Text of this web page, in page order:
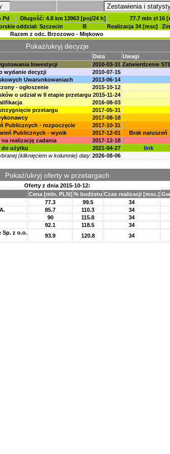
Zestawienia i
Pd Długość: 4.8 km 13963 [poj/24 h] 77.7 mln zł16
oddział: Szczecin B Realizacja 34 [msc]
Razem z odc. Brzozowo - Miękowo
Pokaż/ukryj decyzje
Data
Uwagi
Inwestycji 2010-03-31 Zatwierdzenie
wydanie decyzji
2010-07-15
Uwarunkowaniach
2013-06-14
- ogłoszenie
2015-10-12
o udział w II etapie przetargu 2015-11-24
2016-08-03
przetargu
2017-05-31
2017-08-18
Publicznych - rozpoczęcie
2017-10-31
Publicznych - wynik 2017-12-01
Brak naruszeń
realizację zadania
2017-12-18
do użytku 2021-04-27
link
(kliknięciem w kolumnie) daty: 2026-08-06
Pokaż/ukryj oferty w przetargach
Oferty z dnia 2015-10-12:
Cena [mln. PLN] % budżetu Czas realizacji [msc.]
77.3 99.5
34
85.7 110.3
34
90 115.8
34
92.1 118.5
34
Sp. z o.o.
93.9 120.8 34